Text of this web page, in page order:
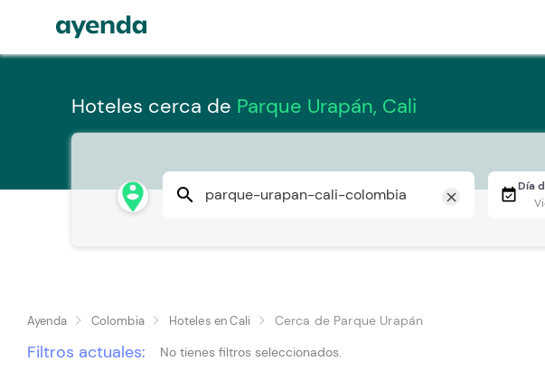
Hoteles cerca de Parque Urapán, Cali
person_pin_circle search close event_availableDía
Ayenda Colombia Hoteles en Cali Cerca de Parque Urapán
Filtros actuales: No tienes filtros seleccionados.